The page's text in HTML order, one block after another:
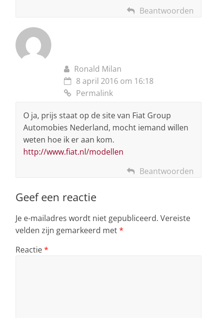
Beantwoorden
Ronald Milan
8 april 2016 om 16:18
Permalink
O ja, prijs staat op de site van Fiat Group
Automobies Nederland, mocht iemand willen
weten hoe ik er aan kom.
http://www.fiat.nl/modellen
Beantwoorden
Geef een reactie
Je e-mailadres wordt niet gepubliceerd. Vereiste
velden zijn gemarkeerd met*
Reactie*